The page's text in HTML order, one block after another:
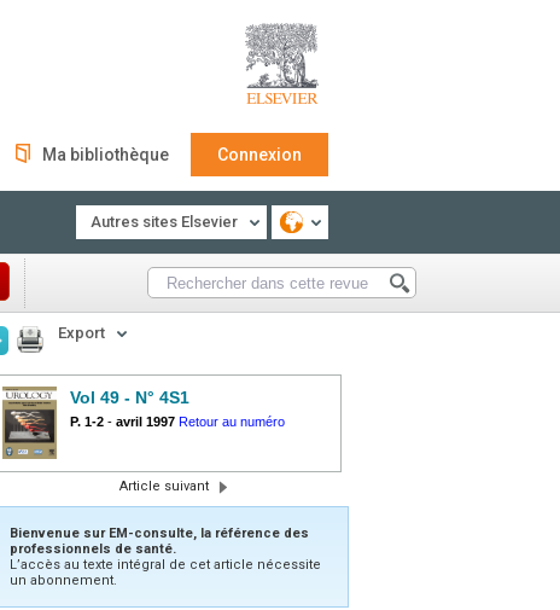
Ma bibliothèque Connexion
Autres sites Elsevier
Export
Vol 49 - N° 4S1
P. 1-2 - avril 1997 Retour au numéro
Article suivant
Bienvenue sur EM-consulte, la référence des
professionnels de santé.
L’accès au texte intégral de cet article nécessite
un abonnement.